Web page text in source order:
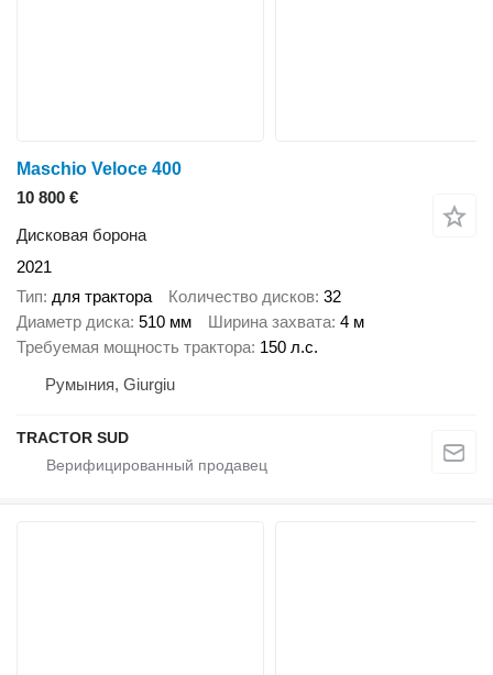
Maschio Veloce 400
10 800 €
Дисковая борона
2021
Тип для трактора Количество дисков 32
Диаметр диска 510 мм Ширина захвата 4 м
Требуемая мощность трактора 150 л.с.
Румыния, Giurgiu
TRACTOR SUD